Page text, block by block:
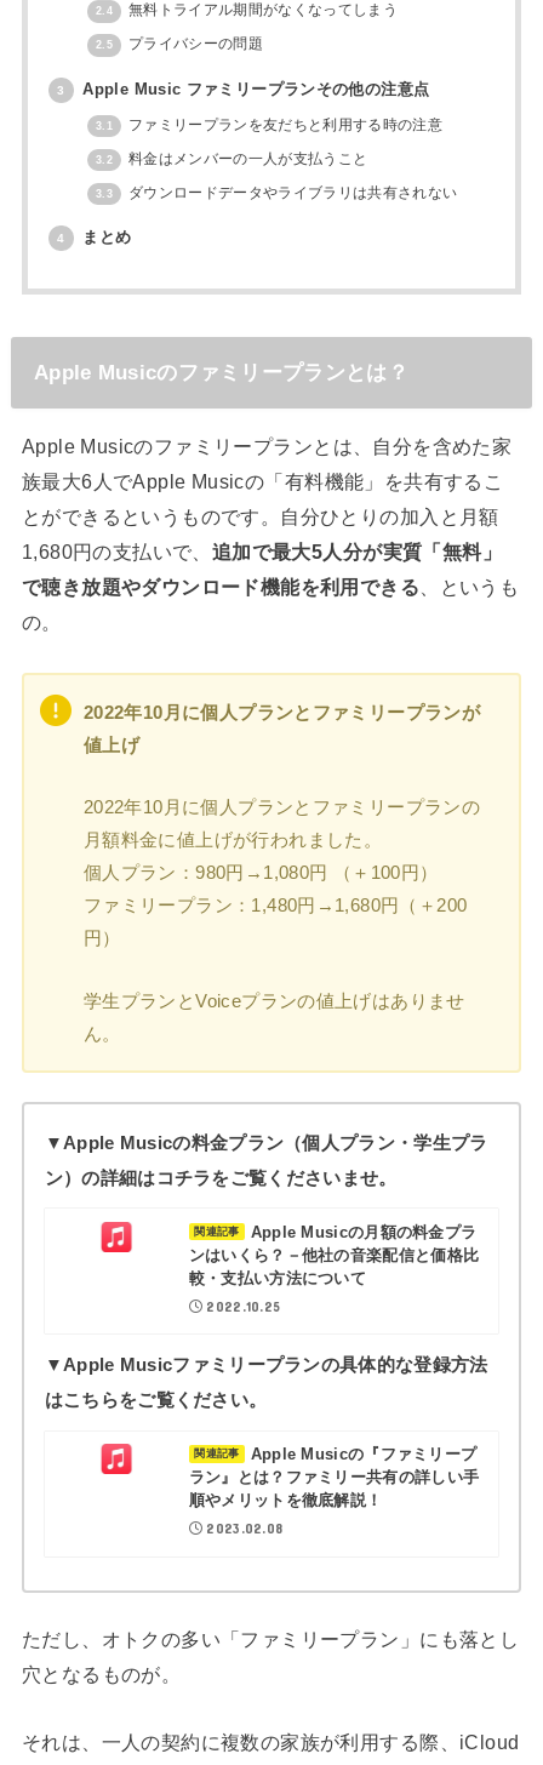
2.4 無料トライアル期間がなくなってしまう
2.5 プライバシーの問題
3 Apple Music ファミリープランその他の注意点
3.1 ファミリープランを友だちと利用する時の注意
3.2 料金はメンバーの一人が支払うこと
3.3 ダウンロードデータやライブラリは共有されない
4 まとめ
Apple Musicのファミリープランとは？
Apple Musicのファミリープランとは、自分を含めた家
族最大6人でApple Musicの「有料機能」を共有するこ
とができるというものです。自分ひとりの加入と月額
1,680円の支払いで、 追加で最大5人分が実質「無料」
で聴き放題やダウンロード機能を利用できる 、というも
の。
2022年10月に個人プランとファミリープランが
値上げ
2022年10月に個人プランとファミリープランの
月額料金に値上げが行われました。
個人プラン：980円→1,080円 （＋100円）
ファミリープラン：1,480円→1,680円（＋200
円）
学生プランとVoiceプランの値上げはありませ
ん。
▼Apple Musicの料金プラン（個人プラン・学生プラ
ン）の詳細はコチラをご覧くださいませ。
関連記事
Apple Musicの月額の料金プラ
ンはいくら？－他社の音楽配信と価格比
較・支払い方法について
2022.10.25
▼Apple Musicファミリープランの具体的な登録方法
はこちらをご覧ください。
関連記事
Apple Musicの『ファミリープ
ラン』とは？ファミリー共有の詳しい手
順やメリットを徹底解説！
2023.02.08
ただし、オトクの多い「ファミリープラン」にも落とし
穴となるものが。
それは、一人の契約に複数の家族が利用する際、iCloud